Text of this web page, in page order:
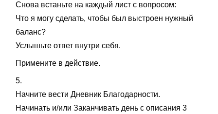
Снова встаньте на каждый лист с вопросом:
Что я могу сделать, чтобы был выстроен нужный
баланс?
Услышьте ответ внутри себя.
Примените в действие.
5.
Начните вести Дневник Благодарности.
Начинать и/или Заканчивать день с описания 3